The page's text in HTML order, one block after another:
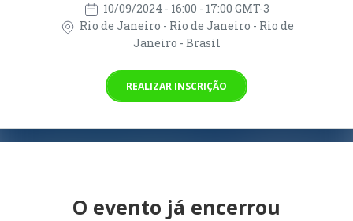
10/09/2024 - 16:00 - 17:00 GMT-3
Rio de Janeiro - Rio de Janeiro - Rio de
Janeiro - Brasil
REALIZAR INSCRIÇÃO
O evento já encerrou